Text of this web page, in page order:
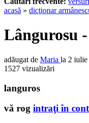
acasă » dicţionar
Lângurosu
adăugat de Maria la 2 iulie
1527 vizualizări
languros
vă rog intraţi în cont